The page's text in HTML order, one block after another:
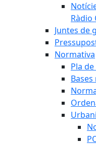
Ràdio
Juntes de
Normativa
Pla